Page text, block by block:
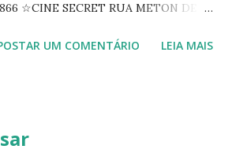
☆CINE SECRET RUA METON DE
IRIS RUA FLORIANO PEIXOTO 1206
24 DE MAIO 825 ☆CINE ECLIPSE
UM COMENTÁRIO LEIA MAIS